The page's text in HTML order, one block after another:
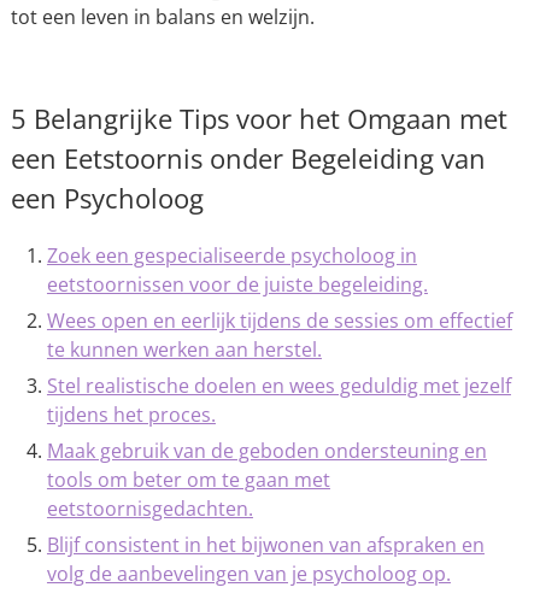
tot een leven in balans en welzijn.
5 Belangrijke Tips voor het Omgaan met
een Eetstoornis onder Begeleiding van
een Psycholoog
Zoek een gespecialiseerde psycholoog in
eetstoornissen voor de juiste begeleiding.
Wees open en eerlijk tijdens de sessies om effectief
te kunnen werken aan herstel.
Stel realistische doelen en wees geduldig met jezelf
tijdens het proces.
Maak gebruik van de geboden ondersteuning en
tools om beter om te gaan met
eetstoornisgedachten.
Blijf consistent in het bijwonen van afspraken en
volg de aanbevelingen van je psycholoog op.